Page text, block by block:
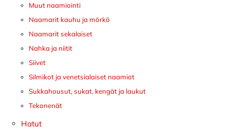
Muut naamiointi
Naamarit kauhu ja mörkö
Naamarit sekalaiset
Nahka ja niitit
Siivet
Silmikot ja venetsialaiset naamiot
Sukkahousut, sukat, kengät ja laukut
Tekonenät
Hatut